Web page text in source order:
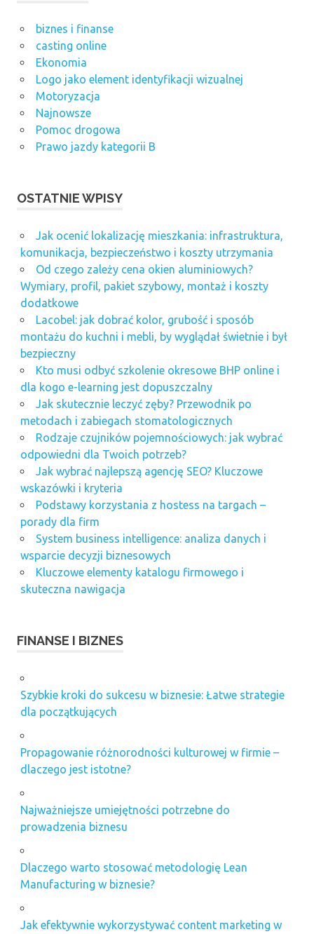
biznes i finanse
casting online
Ekonomia
Logo jako element identyfikacji wizualnej
Motoryzacja
Najnowsze
Pomoc drogowa
Prawo jazdy kategorii B
OSTATNIE WPISY
Jak ocenić lokalizację mieszkania: infrastruktura,
komunikacja, bezpieczeństwo i koszty utrzymania
Od czego zależy cena okien aluminiowych?
Wymiary, profil, pakiet szybowy, montaż i koszty
dodatkowe
Lacobel: jak dobrać kolor, grubość i sposób
montażu do kuchni i mebli, by wyglądał świetnie i był
bezpieczny
Kto musi odbyć szkolenie okresowe BHP online i
dla kogo e-learning jest dopuszczalny
Jak skutecznie leczyć zęby? Przewodnik po
metodach i zabiegach stomatologicznych
Rodzaje czujników pojemnościowych: jak wybrać
odpowiedni dla Twoich potrzeb?
Jak wybrać najlepszą agencję SEO? Kluczowe
wskazówki i kryteria
Podstawy korzystania z hostess na targach –
porady dla firm
System business intelligence: analiza danych i
wsparcie decyzji biznesowych
Kluczowe elementy katalogu firmowego i
skuteczna nawigacja
FINANSE I BIZNES
Szybkie kroki do sukcesu w biznesie: Łatwe strategie
dla początkujących
Propagowanie różnorodności kulturowej w firmie –
dlaczego jest istotne?
Najważniejsze umiejętności potrzebne do
prowadzenia biznesu
Dlaczego warto stosować metodologię Lean
Manufacturing w biznesie?
Jak efektywnie wykorzystywać content marketing w